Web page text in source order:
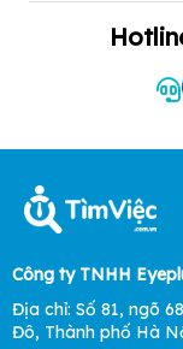
Công ty TNHH
Địa chỉ: Số 81, ngõ
Đô, Thành phố Hà